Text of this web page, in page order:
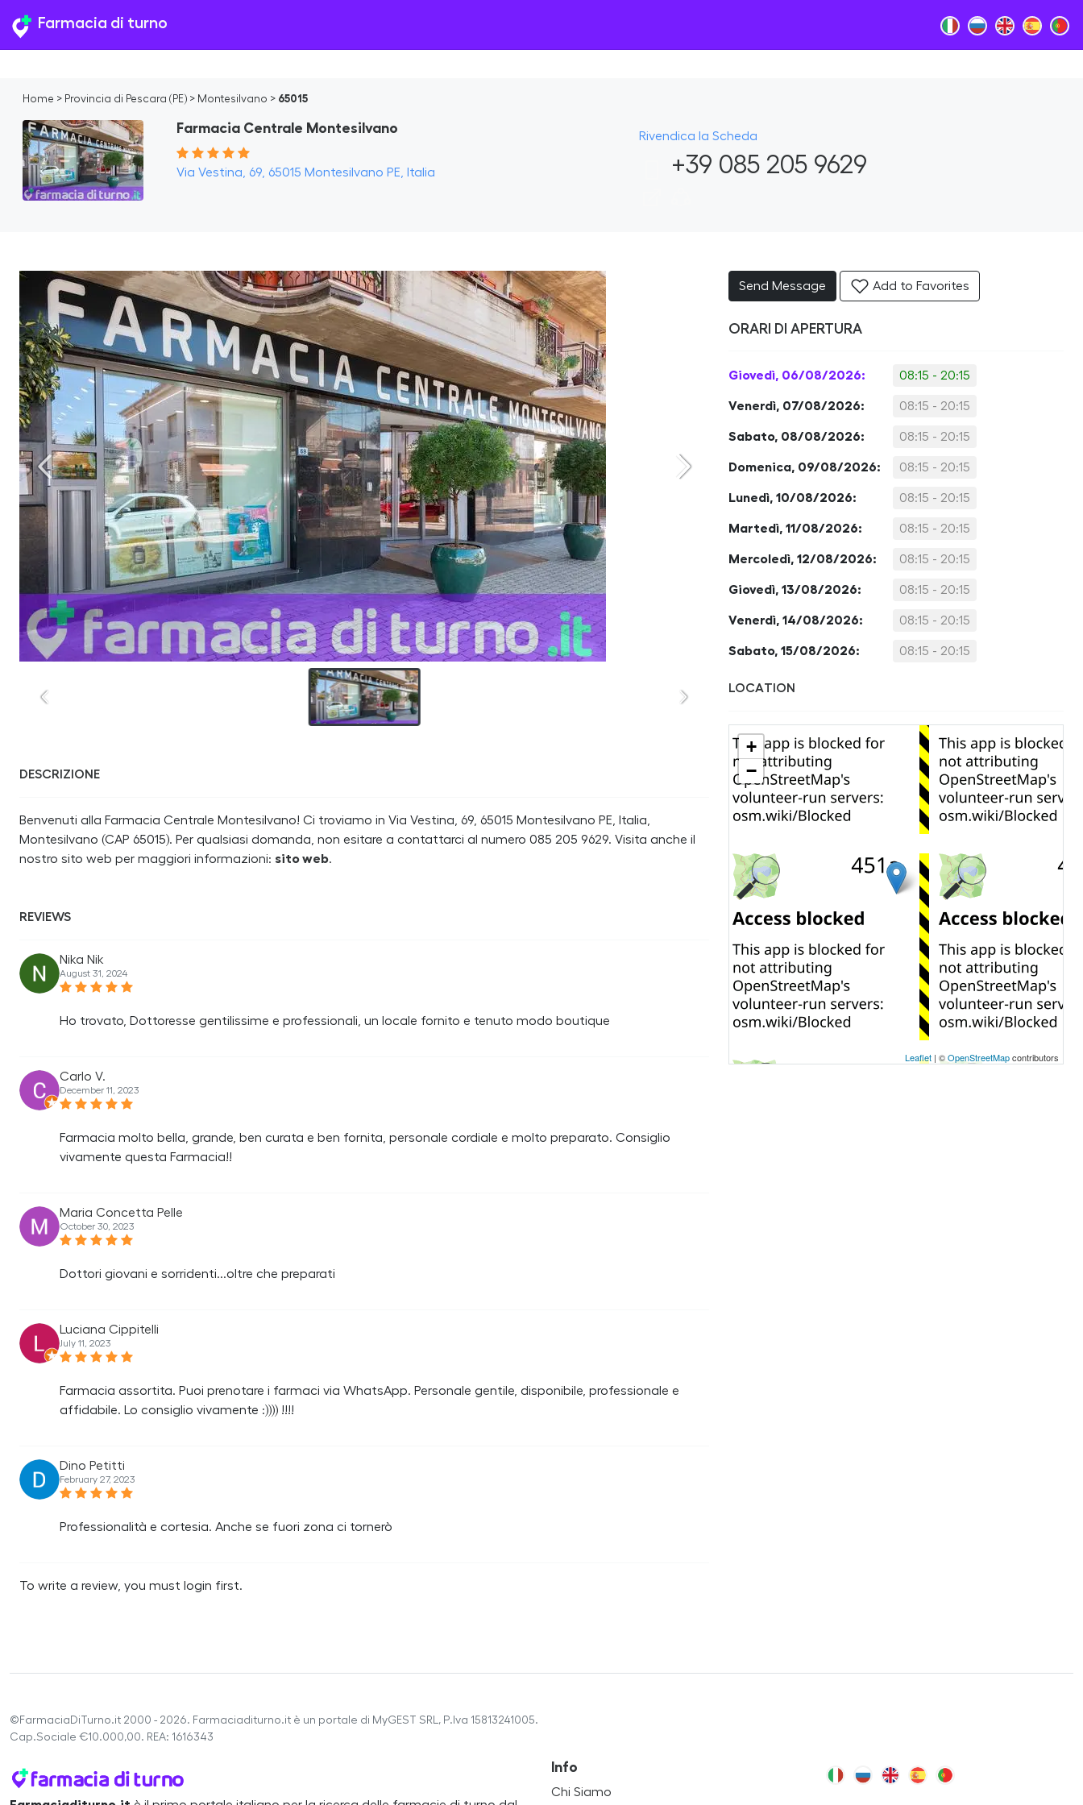
Farmacia di turno
Home > Provincia di Pescara (PE) > Montesilvano > 65015
Farmacia Centrale Montesilvano
Via Vestina, 69, 65015 Montesilvano PE, Italia
Rivendica la Scheda
+39 085 205 9629
DESCRIZIONE
Benvenuti alla Farmacia Centrale Montesilvano! Ci troviamo in Via Vestina, 69, 65015 Montesilvano PE, Italia,
Montesilvano (CAP 65015). Per qualsiasi domanda, non esitare a contattarci al numero 085 205 9629. Visita anche il
nostro sito web per maggiori informazioni: sito web.
REVIEWS
Nika Nik
August 31, 2024
Ho trovato, Dottoresse gentilissime e professionali, un locale fornito e tenuto modo boutique
Carlo V.
December 11, 2023
Farmacia molto bella, grande, ben curata e ben fornita, personale cordiale e molto preparato. Consiglio
vivamente questa Farmacia!!
Maria Concetta Pelle
October 30, 2023
Dottori giovani e sorridenti...oltre che preparati
Luciana Cippitelli
July 11, 2023
Farmacia assortita. Puoi prenotare i farmaci via WhatsApp. Personale gentile, disponibile, professionale e
affidabile. Lo consiglio vivamente :)))) !!!!
Dino Petitti
February 27, 2023
Professionalità e cortesia. Anche se fuori zona ci tornerò
To write a review, you must login first.
Send Message Add to Favorites
ORARI DI APERTURA
Giovedì, 06/08/2026: 08:15 - 20:15
Venerdì, 07/08/2026: 08:15 - 20:15
Sabato, 08/08/2026: 08:15 - 20:15
Domenica, 09/08/2026: 08:15 - 20:15
Lunedì, 10/08/2026: 08:15 - 20:15
Martedì, 11/08/2026: 08:15 - 20:15
Mercoledì, 12/08/2026: 08:15 - 20:15
Giovedì, 13/08/2026: 08:15 - 20:15
Venerdì, 14/08/2026: 08:15 - 20:15
Sabato, 15/08/2026: 08:15 - 20:15
LOCATION
+
−
Leaflet | ©OpenStreetMapcontributors
©FarmaciaDiTurno.it 2000 - 2026. Farmaciaditurno.it è un portale di MyGEST SRL, P.Iva 15813241005.
Cap.Sociale €10.000,00. REA: 1616343
Info
Chi Siamo